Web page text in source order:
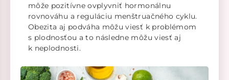
môže pozitívne ovplyvniť hormonálnu
rovnováhu a reguláciu menštruačného cyklu.
Obezita aj podváha môžu viesť k problémom
s plodnosťou a to následne môžu viesť aj
k neplodnosti.